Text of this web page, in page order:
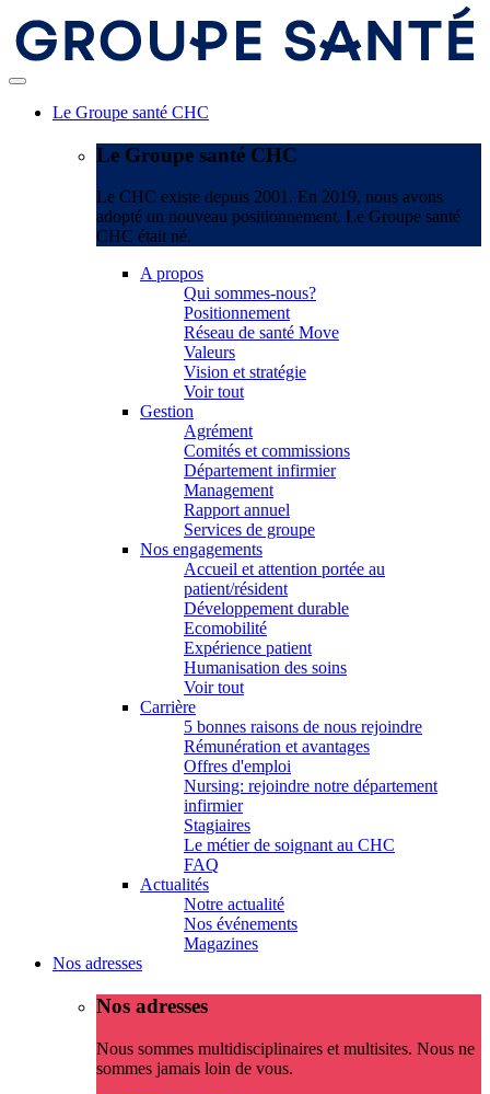
Le Groupe santé CHC
Le Groupe santé CHC
Le CHC existe depuis 2001. En 2019, nous avons
adopté un nouveau positionnement. Le Groupe santé
CHC était né.
A propos
Qui sommes-nous?
Positionnement
Réseau de santé Move
Valeurs
Vision et stratégie
Voir tout
Gestion
Agrément
Comités et commissions
Département infirmier
Management
Rapport annuel
Services de groupe
Nos engagements
Accueil et attention portée au
patient/résident
Développement durable
Ecomobilité
Expérience patient
Humanisation des soins
Voir tout
Carrière
5 bonnes raisons de nous rejoindre
Rémunération et avantages
Offres d'emploi
Nursing: rejoindre notre département
infirmier
Stagiaires
Le métier de soignant au CHC
FAQ
Actualités
Notre actualité
Nos événements
Magazines
Nos adresses
Nos adresses
Nous sommes multidisciplinaires et multisites. Nous ne
sommes jamais loin de vous.